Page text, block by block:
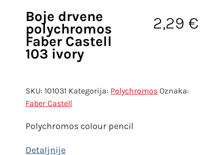
Boje drvene
polychromos
Faber Castell
103 ivory
2,29 €
SKU:101031 Kategorija: Polychromos Oznaka:
Faber Castell
Polychromos colour pencil